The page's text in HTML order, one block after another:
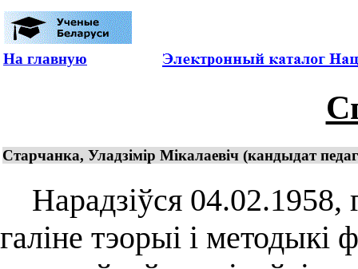
На главную
Старчанка, Уладзімір Мікалаевіч (кандыдат
Нарадзіўся 04.02.1958,
галіне тэорыі і методыкі